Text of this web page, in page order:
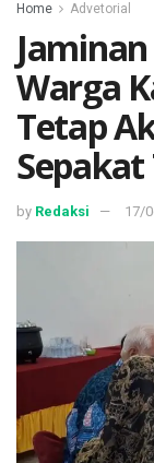
Home Advetorial
Warga
Tetap
by Redaksi 17/